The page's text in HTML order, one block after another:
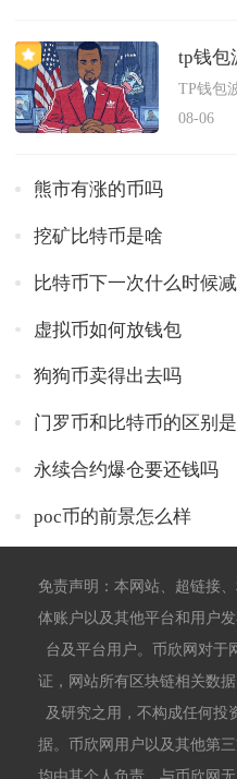
tp钱包
08-06
熊市有涨的币吗
挖矿比特币是啥
比特币下一次什么时候
虚拟币如何放钱包
狗狗币卖得出去吗
门罗币和比特币的区别
永续合约爆仓要还钱吗
poc币的前景怎么样
免责声明：本网站、超链接
体账户以及其他平台和用户
台及平台用户。币欣网对于
证，网站所有区块链相关数
及研究之用，不构成任何投
据。币欣网用户以及其他第